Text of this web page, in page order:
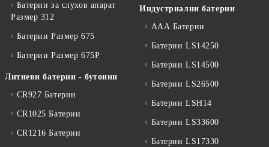
Батерии за слухов апарат
Размер 312
Батерии Размер 675
Батерии Размер 675P
Литиеви батерии - бутонни
CR927 Батерии
CR1025 Батерии
CR1216 Батерии
Индустриални батерии
ААА Батерии
Батерии LS14250
Батерии LS14500
Батерии LS26500
Батерии LSH14
Батерии LS33600
Батерии LS17330